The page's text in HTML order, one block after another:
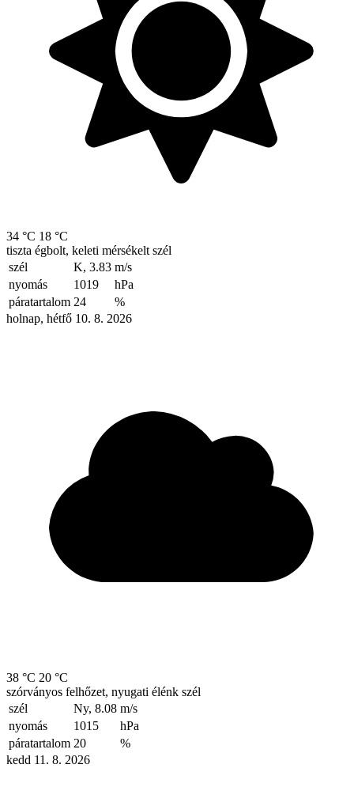
34 °C 18 °C
tiszta égbolt, keleti mérsékelt szél
szél
K, 3.83 m/s
nyomás
1019
hPa
páratartalom 24
%
holnap, hétfő 10. 8. 2026
38 °C 20 °C
szórványos felhőzet, nyugati élénk szél
szél
Ny, 8.08 m/s
nyomás
1015
hPa
páratartalom 20
%
kedd 11. 8. 2026